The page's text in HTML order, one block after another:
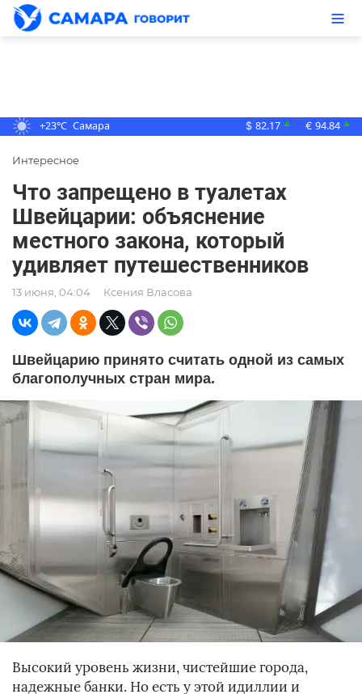
+23°C Самара $ 82.17 ▲ € 94.84 ▲
Интересное
Что запрещено в туалетах
Швейцарии: объяснение
местного закона, который
удивляет путешественников
13 июня, 04:04 Ксения Власова
Швейцарию принято считать одной из самых
благополучных стран мира.
Высокий уровень жизни, чистейшие города,
надежные банки. Но есть у этой идиллии и